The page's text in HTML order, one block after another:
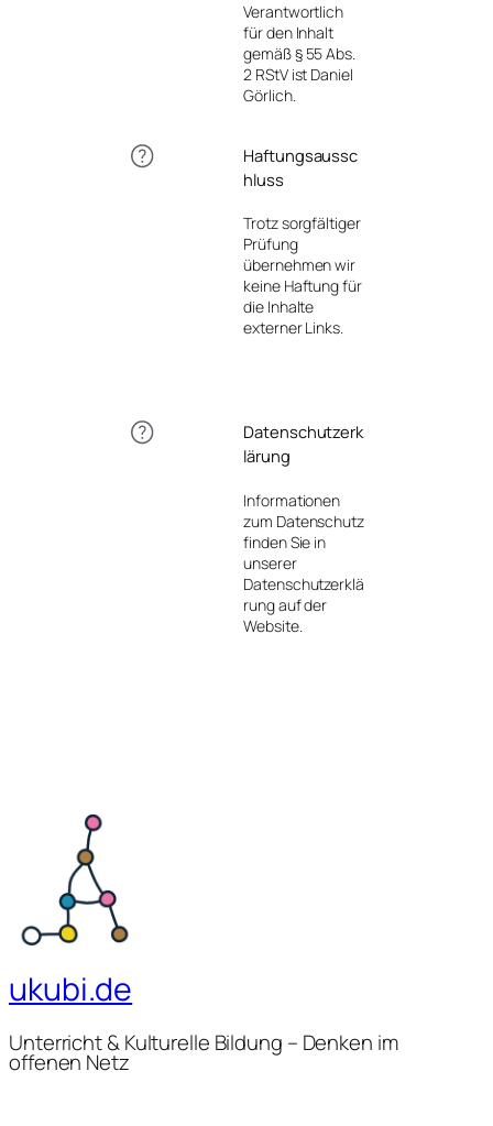
Verantwortlich
für den Inhalt
gemäß § 55 Abs.
2 RStV ist Daniel
Görlich.
Haftungsaussc
hluss
Trotz sorgfältiger
Prüfung
übernehmen wir
keine Haftung für
die Inhalte
externer Links.
Datenschutzerk
lärung
Informationen
zum Datenschutz
finden Sie in
unserer
Datenschutzerklä
rung auf der
Website.
ukubi.de
Unterricht & Kulturelle Bildung – Denken im
offenen Netz